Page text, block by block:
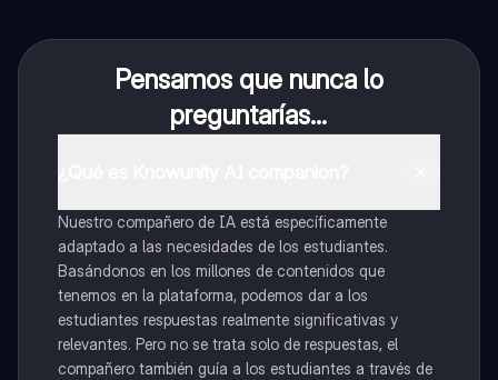
Pensamos que nunca lo
preguntarías...
Nuestro compañero de IA está específicamente
adaptado a las necesidades de los estudiantes.
Basándonos en los millones de contenidos que
tenemos en la plataforma, podemos dar a los
estudiantes respuestas realmente significativas y
relevantes. Pero no se trata solo de respuestas, el
compañero también guía a los estudiantes a través de